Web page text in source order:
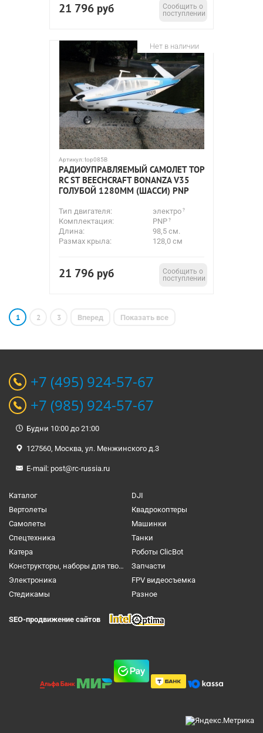
21 796 руб
Сообщить о
поступлении
Нет в наличии
Артикул:top085B
РАДИОУПРАВЛЯЕМЫЙ САМОЛЕТ TOP
RC ST BEECHCRAFT BONANZA V35
ГОЛУБОЙ 1280ММ (ШАССИ) PNP
Тип двигателя:
электро
Комплектация:
PNP
Длина:
98,5 см.
Размах крыла:
128,0 см
21 796 руб
Сообщить о
поступлении
1 2 3 Вперед Показать все
+7 (495) 924-57-67
+7 (985) 924-57-67
Будни 10:00 до 21:00
127560, Москва, ул. Менжинского д.3
E-mail: post@rc-russia.ru
Каталог
DJI
Вертолеты
Квадрокоптеры
Самолеты
Машинки
Спецтехника
Танки
Катера
Роботы ClicBot
Конструкторы, наборы для творчества и настольные игры
Запчасти
Электроника
FPV видеосъемка
Cтедикамы
Разное
SEO-продвижение сайтов